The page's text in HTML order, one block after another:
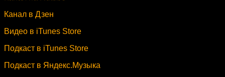
Канал в Дзен
Видео в iTunes Store
Подкаст в iTunes Store
Подкаст в Яндекс.Музыка